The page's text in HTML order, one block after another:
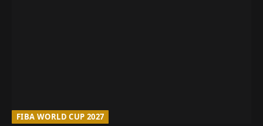
FIBA WORLD CUP 2027